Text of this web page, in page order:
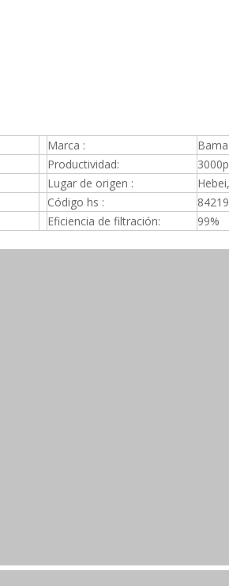
Marca :
Bama
Productividad:
Lugar de origen :
Código hs :
Eficiencia de filtración: 99%